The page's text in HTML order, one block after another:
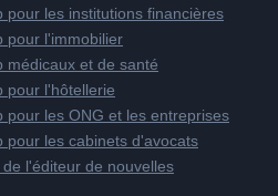
pour les institutions financières
pour l'immobilier
médicaux et de santé
pour l'hôtellerie
pour les ONG et les entreprises
pour les cabinets d'avocats
l'éditeur de nouvelles